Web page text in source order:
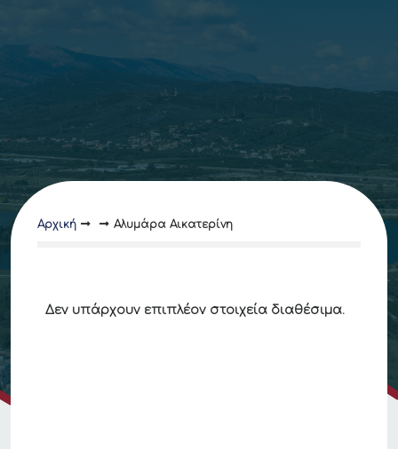
Αρχική Αλυμάρα Αικατερίνη
Δεν υπάρχουν επιπλέον στοιχεία διαθέσιμα.